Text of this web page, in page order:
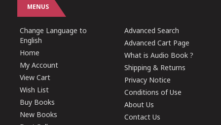
MENUS
Change Language to
English
Home
My Account
View Cart
Wish List
Buy Books
New Books
Advanced Search
Advanced Cart Page
What is Audio Book ?
Shipping & Returns
Privacy Notice
Conditions of Use
About Us
Contact Us